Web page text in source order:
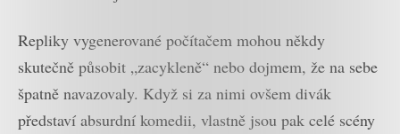
Repliky vygenerované počítačem mohou někdy
skutečně působit „zacykleně“ nebo dojmem, že na sebe
špatně navazovaly. Když si za nimi ovšem divák
představí absurdní komedii, vlastně jsou pak celé scény